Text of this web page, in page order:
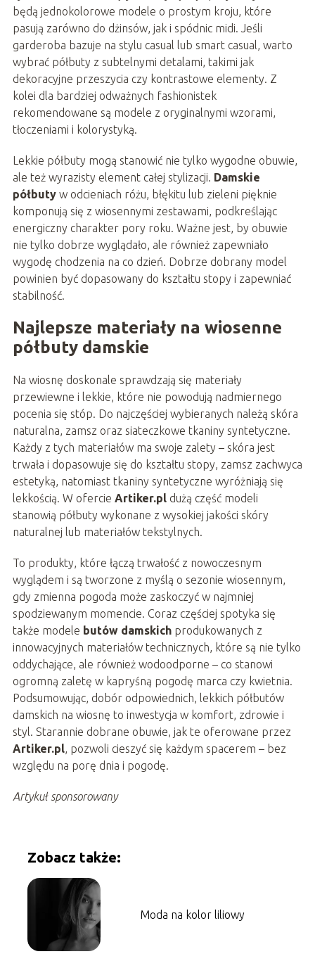
będą jednokolorowe modele o prostym kroju, które
pasują zarówno do dżinsów, jak i spódnic midi. Jeśli
garderoba bazuje na stylu casual lub smart casual, warto
wybrać półbuty z subtelnymi detalami, takimi jak
dekoracyjne przeszycia czy kontrastowe elementy. Z
kolei dla bardziej odważnych fashionistek
rekomendowane są modele z oryginalnymi wzorami,
tłoczeniami i kolorystyką.
Lekkie półbuty mogą stanowić nie tylko wygodne obuwie,
ale też wyrazisty element całej stylizacji. Damskie
półbutyw odcieniach różu, błękitu lub zieleni pięknie
komponują się z wiosennymi zestawami, podkreślając
energiczny charakter pory roku. Ważne jest, by obuwie
nie tylko dobrze wyglądało, ale również zapewniało
wygodę chodzenia na co dzień. Dobrze dobrany model
powinien być dopasowany do kształtu stopy i zapewniać
stabilność.
Najlepsze materiały na wiosenne
półbuty damskie
Na wiosnę doskonale sprawdzają się materiały
przewiewne i lekkie, które nie powodują nadmiernego
pocenia się stóp. Do najczęściej wybieranych należą skóra
naturalna, zamsz oraz siateczkowe tkaniny syntetyczne.
Każdy z tych materiałów ma swoje zalety – skóra jest
trwała i dopasowuje się do kształtu stopy, zamsz zachwyca
estetyką, natomiast tkaniny syntetyczne wyróżniają się
lekkością. W ofercie Artiker.pldużą część modeli
stanowią półbuty wykonane z wysokiej jakości skóry
naturalnej lub materiałów tekstylnych.
To produkty, które łączą trwałość z nowoczesnym
wyglądem i są tworzone z myślą o sezonie wiosennym,
gdy zmienna pogoda może zaskoczyć w najmniej
spodziewanym momencie. Coraz częściej spotyka się
także modele butów damskichprodukowanych z
innowacyjnych materiałów technicznych, które są nie tylko
oddychające, ale również wodoodporne – co stanowi
ogromną zaletę w kapryśną pogodę marca czy kwietnia.
Podsumowując, dobór odpowiednich, lekkich półbutów
damskich na wiosnę to inwestycja w komfort, zdrowie i
styl. Starannie dobrane obuwie, jak te oferowane przez
Artiker.pl, pozwoli cieszyć się każdym spacerem – bez
względu na porę dnia i pogodę.
Artykuł sponsorowany
Zobacz także:
Moda na kolor liliowy